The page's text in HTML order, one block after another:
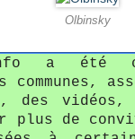
Olbinsky
info a été
des vidéos,
plus de